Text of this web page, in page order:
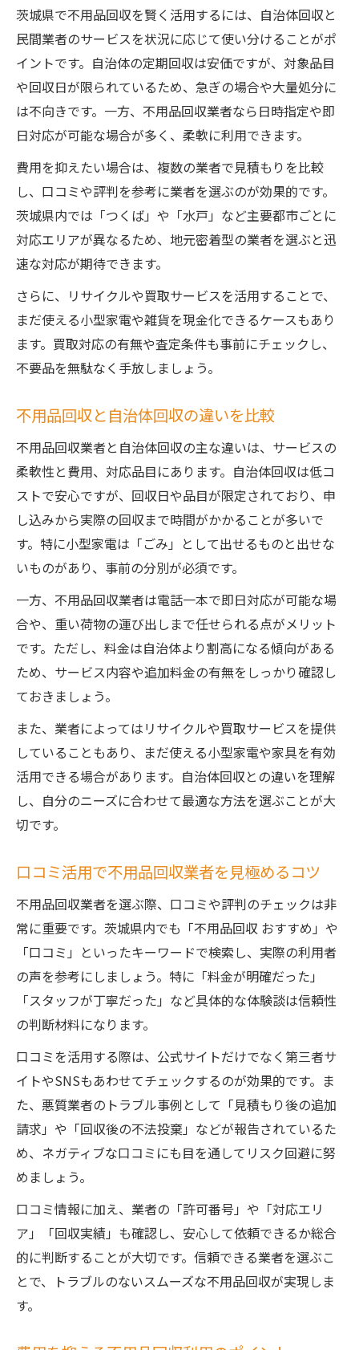
追加料金を防ぐ不用品回収のポイント
不用品回収の契約トラブル回避方法
リサイクルも考えた不用品回収のすすめ
リサイクル重視の不用品回収利用のコツ
不用品回収と買取制度を併用する方法
不用品回収でリサイクル率を高める工夫
小型品も不用品回収で無駄なく再利用
茨城県で不用品回収を賢く活用するには、自治体回収と
民間業者のサービスを状況に応じて使い分けることがポ
イントです。自治体の定期回収は安価ですが、対象品目
や回収日が限られているため、急ぎの場合や大量処分に
は不向きです。一方、不用品回収業者なら日時指定や即
日対応が可能な場合が多く、柔軟に利用できます。
費用を抑えたい場合は、複数の業者で見積もりを比較
し、口コミや評判を参考に業者を選ぶのが効果的です。
茨城県内では「つくば」や「水戸」など主要都市ごとに
対応エリアが異なるため、地元密着型の業者を選ぶと迅
速な対応が期待できます。
さらに、リサイクルや買取サービスを活用することで、
まだ使える小型家電や雑貨を現金化できるケースもあり
ます。買取対応の有無や査定条件も事前にチェックし、
不要品を無駄なく手放しましょう。
不用品回収と自治体回収の違いを比較
不用品回収業者と自治体回収の主な違いは、サービスの
柔軟性と費用、対応品目にあります。自治体回収は低コ
ストで安心ですが、回収日や品目が限定されており、申
し込みから実際の回収まで時間がかかることが多いで
す。特に小型家電は「ごみ」として出せるものと出せな
いものがあり、事前の分別が必須です。
一方、不用品回収業者は電話一本で即日対応が可能な場
合や、重い荷物の運び出しまで任せられる点がメリット
です。ただし、料金は自治体より割高になる傾向がある
ため、サービス内容や追加料金の有無をしっかり確認し
ておきましょう。
また、業者によってはリサイクルや買取サービスを提供
していることもあり、まだ使える小型家電や家具を有効
活用できる場合があります。自治体回収との違いを理解
し、自分のニーズに合わせて最適な方法を選ぶことが大
切です。
口コミ活用で不用品回収業者を見極めるコツ
不用品回収業者を選ぶ際、口コミや評判のチェックは非
常に重要です。茨城県内でも「不用品回収 おすすめ」や
「口コミ」といったキーワードで検索し、実際の利用者
の声を参考にしましょう。特に「料金が明確だった」
「スタッフが丁寧だった」など具体的な体験談は信頼性
の判断材料になります。
口コミを活用する際は、公式サイトだけでなく第三者サ
イトやSNSもあわせてチェックするのが効果的です。ま
た、悪質業者のトラブル事例として「見積もり後の追加
請求」や「回収後の不法投棄」などが報告されているた
め、ネガティブな口コミにも目を通してリスク回避に努
めましょう。
口コミ情報に加え、業者の「許可番号」や「対応エリ
ア」「回収実績」も確認し、安心して依頼できるか総合
的に判断することが大切です。信頼できる業者を選ぶこ
とで、トラブルのないスムーズな不用品回収が実現しま
す。